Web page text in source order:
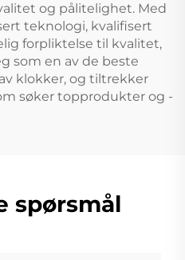
og pålitelighet. Med
teknologi, kvalifisert
forpliktelse til kvalitet,
som en av de beste
klokker, og tiltrekker
søker topprodukter og -
spørsmål